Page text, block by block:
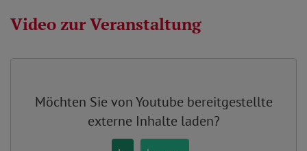
Video zur Veranstaltung
Möchten Sie vonYoutube bereitgestellte
externe Inhalte laden?